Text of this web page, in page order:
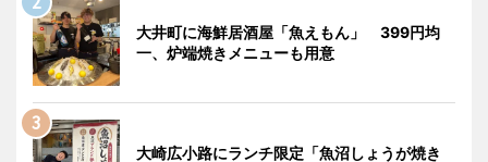
大井町に海鮮居酒屋「魚えもん」 399円均
一、炉端焼きメニューも用意
大崎広小路にランチ限定「魚沼しょうが焼き